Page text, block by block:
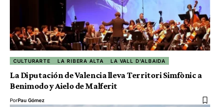
CULTURARTE LA RIBERA ALTA LA VALL D'ALBAIDA
La Diputación de Valencia lleva Territori Simfònic a
Benimodo y Aielo de Malferit
PorPau Gómez